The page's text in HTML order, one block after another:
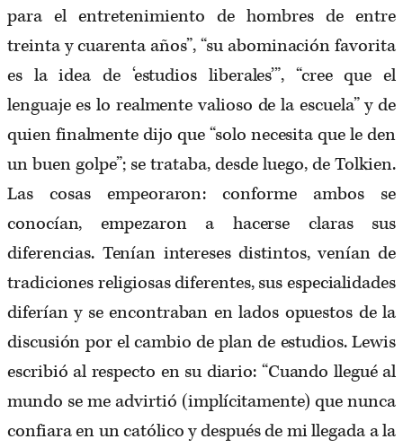
para el entretenimiento de hombres de entre
treinta y cuarenta años”, “su abominación favorita
es la idea de ‘estudios liberales’”, “cree que el
lenguaje es lo realmente valioso de la escuela” y de
quien finalmente dijo que “solo necesita que le den
un buen golpe”; se trataba, desde luego, de Tolkien.
Las cosas empeoraron: conforme ambos se
conocían, empezaron a hacerse claras sus
diferencias. Tenían intereses distintos, venían de
tradiciones religiosas diferentes, sus especialidades
diferían y se encontraban en lados opuestos de la
discusión por el cambio de plan de estudios. Lewis
escribió al respecto en su diario: “Cuando llegué al
mundo se me advirtió (implícitamente) que nunca
confiara en un católico y después de mi llegada a la